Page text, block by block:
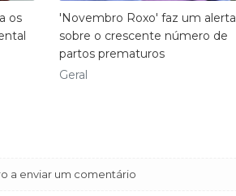
os
'Novembro Roxo' faz um alerta
sobre o crescente número de
partos prematuros
Geral
a enviar um comentário